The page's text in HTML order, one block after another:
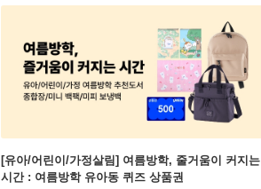
[유아/어린이/가정살림] 여름방학, 줄거움이 커지는
시간 : 여름방학 유아동 퀴즈 상품권